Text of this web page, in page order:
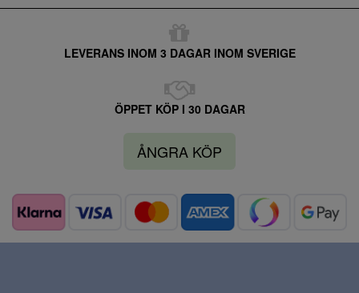
LEVERANS INOM 3 DAGAR INOM SVERIGE
ÖPPET KÖP I 30 DAGAR
ÅNGRA KÖP